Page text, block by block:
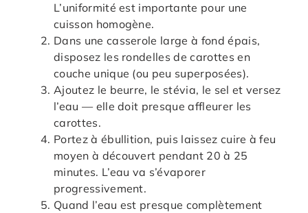
L’uniformité est importante pour une
cuisson homogène.
Dans une casserole large à fond épais,
disposez les rondelles de carottes en
couche unique (ou peu superposées).
Ajoutez le beurre, le stévia, le sel et versez
l’eau — elle doit presque affleurer les
carottes.
Portez à ébullition, puis laissez cuire à feu
moyen à découvert pendant 20 à 25
minutes. L’eau va s’évaporer
progressivement.
Quand l’eau est presque complètement